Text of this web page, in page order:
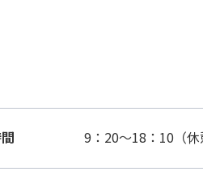
9：20～18：10（休